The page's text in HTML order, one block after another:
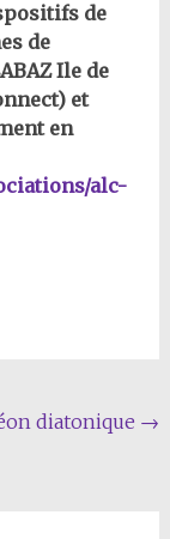
de
de
Ile de
et
en
alc-
diatonique →